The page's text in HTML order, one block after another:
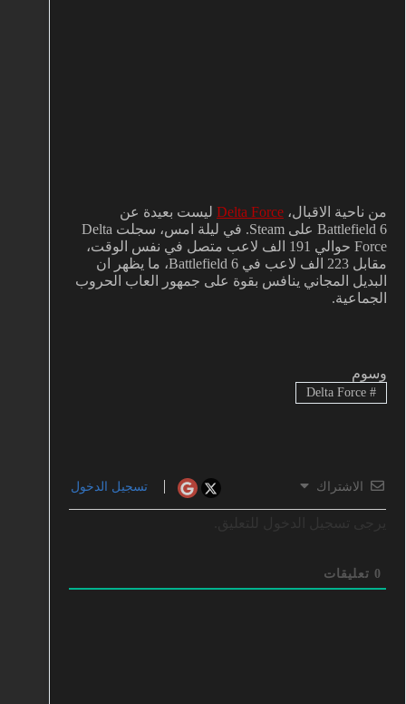
من ناحية الاقبال، Delta Force ليست بعيدة عن
Battlefield 6 على Steam. في ليلة امس، سجلت Delta
Force حوالي 191 الف لاعب متصل في نفس الوقت،
مقابل 223 الف لاعب في Battlefield 6، ما يظهر ان
البديل المجاني ينافس بقوة على جمهور العاب الحروب
الجماعية.
وسوم
#
Delta Force
الاشتراك تسجيل الدخول
0 تعليقات